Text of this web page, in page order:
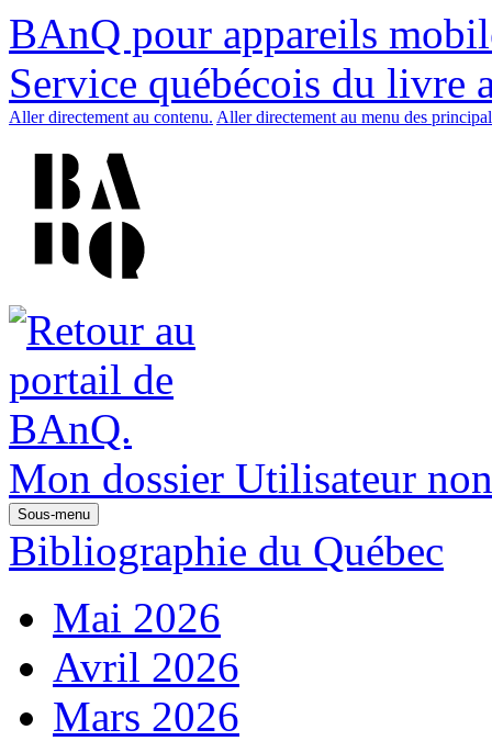
BAnQ pour appareils
Service québécois du livre
Aller directement au contenu. Aller directement au menu des
Mon dossier Utilisateur
Sous-menu
Bibliographie du Québec
Mai 2026
Avril 2026
Mars 2026